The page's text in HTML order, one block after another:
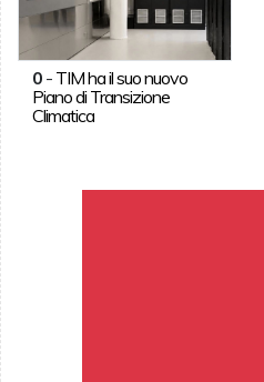
0- TIM ha il suo nuovo
Piano di Transizione
Climatica